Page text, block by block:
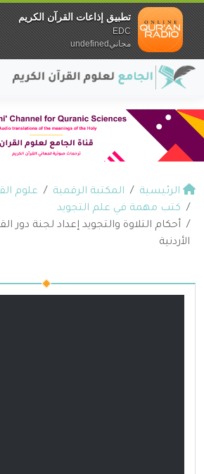
الرئيسية المكتبة الرقمية
علوم
كتب مهمة في علم التجويد
أحكام التلاوة والتجويد إعداد لجنة دور
الأردنية
تطبيق إذاعات القرآن الكريم
EDC
مجانيundefined